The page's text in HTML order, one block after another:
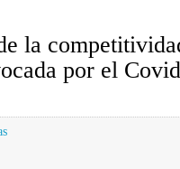
la
por el